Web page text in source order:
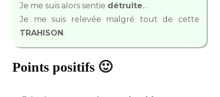
Je me suis alors sentie détruite…
Je me suis relevée malgré tout de cette
TRAHISON.
Points positifs 🙂